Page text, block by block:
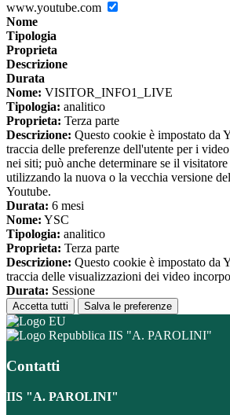
www.youtube.com
Nome
Tipologia
Proprieta
Descrizione
Durata
Nome: VISITOR_INFO1_LIVE
Tipologia: analitico
Proprieta: Terza parte
Descrizione: Questo cookie è impostato da
traccia delle preferenze dell'utente per i
nei siti; può anche determinare se il
utilizzando la nuova o la vecchia versione
Youtube.
Durata: 6 mesi
Nome: YSC
Tipologia: analitico
Proprieta: Terza parte
Descrizione: Questo cookie è impostato da
traccia delle visualizzazioni dei video
Durata: Sessione
Accetta tutti Salva le preferenze
IIS "A. PAROLINI"
Contatti
IIS "A. PAROLINI"